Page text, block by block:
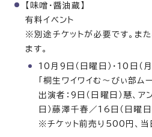
【味噌・醤油蔵】
有料イベント
※別途チケットが必要です。ま
ます。
10月9日（日曜日）・10日（
「桐生ワイワイむ～びぃ部ム
出演者：9日（日曜日）慧、
日）藤澤千春／16日（日曜
※チケット前売り500円、